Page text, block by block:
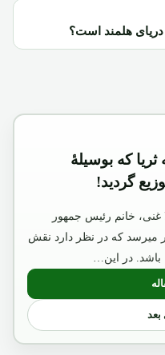
دریای هلمند است؟
که بوسیلۀ
گردید!
غنی، خانم رئیس جمهور
میرسد که در نظر دارد نقش
باشد. در این…
تقلبی و تبلیغاتی ملکه ثریا که
بعد